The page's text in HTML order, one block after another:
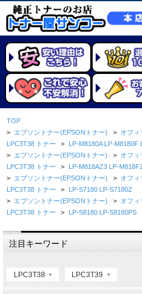
TOP
> エプソントナー(EPSONトナー) > オフィ
LPC3T38 トナー > LP-M8180A LP-M8180F
> エプソントナー(EPSONトナー) > オフィ
LPC3T38 トナー > LP-M818AZ3 LP-
> エプソントナー(EPSONトナー) > オフィ
LPC3T38 トナー > LP-S7180 LP-S7180Z
> エプソントナー(EPSONトナー) > オフィ
LPC3T38 トナー > LP-S8180 LP-S8180PS
注目キーワード
LPC3T38 LPC3T39